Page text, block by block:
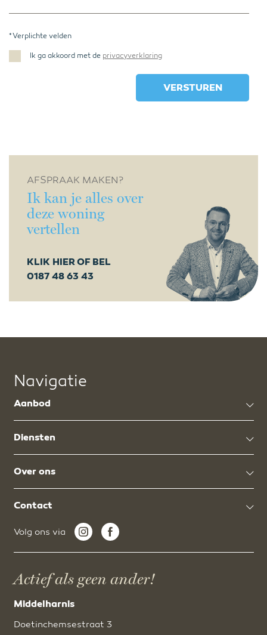
* Verplichte velden
Ik ga akkoord met de privacyverklaring
AFSPRAAK MAKEN?
Ik kan je alles over
deze woning
vertellen
KLIK HIER OF BEL
0187 48 63 43
Navigatie
Aanbod
Diensten
Over ons
Contact
Volg ons via
Actief als geen ander!
Middelharnis
Doetinchemsestraat 3